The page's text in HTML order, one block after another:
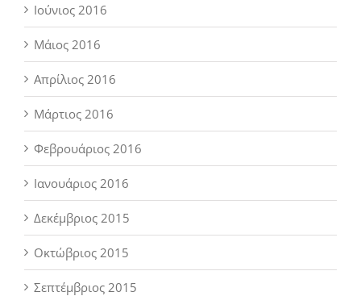
Ιούνιος 2016
Μάιος 2016
Απρίλιος 2016
Μάρτιος 2016
Φεβρουάριος 2016
Ιανουάριος 2016
Δεκέμβριος 2015
Οκτώβριος 2015
Σεπτέμβριος 2015